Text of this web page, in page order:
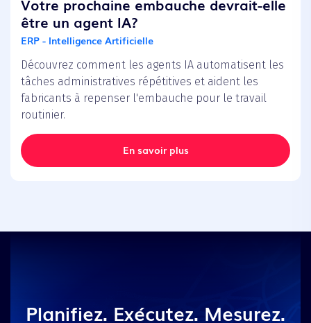
Votre prochaine embauche devrait-elle
être un agent IA?
ERP - Intelligence Artificielle
Découvrez comment les agents IA automatisent les
tâches administratives répétitives et aident les
fabricants à repenser l'embauche pour le travail
routinier.
En savoir plus
Planifiez. Exécutez. Mesurez.